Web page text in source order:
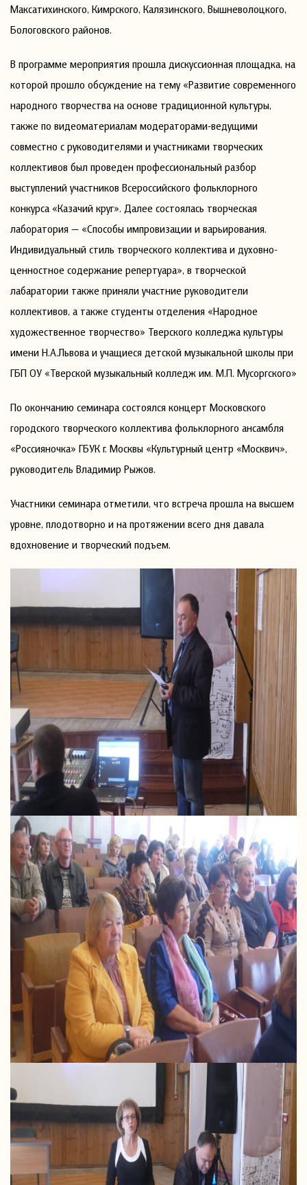
Максатихинского, Кимрского, Калязинского, Вышневолоцкого,
Бологовского районов.
В программе мероприятия прошла дискуссионная площадка, на
которой прошло обсуждение на тему «Развитие современного
народного творчества на основе традиционной культуры,
также по видеоматериалам модераторами-ведущими
совместно с руководителями и участниками творческих
коллективов был проведен профессиональный разбор
выступлений участников Всероссийского фольклорного
конкурса «Казачий круг». Далее состоялась творческая
лаборатория — «Способы импровизации и варьирования.
Индивидуальный стиль творческого коллектива и духовно-
ценностное содержание репертуара», в творческой
лабаратории также приняли участние руководители
коллективов, а также студенты отделения «Народное
художественное творчество» Тверского колледжа культуры
имени Н.А.Львова и учащиеся детской музыкальной школы при
ГБП ОУ «Тверской музыкальный колледж им. М.П. Мусоргского»
По окончанию семинара состоялся концерт Московского
городского творческого коллектива фольклорного ансамбля
«Россияночка» ГБУК г. Москвы «Культурный центр «Москвич»,
руководитель Владимир Рыжов.
Участники семинара отметили, что встреча прошла на высшем
уровне, плодотворно и на протяжении всего дня давала
вдохновение и творческий подъем.